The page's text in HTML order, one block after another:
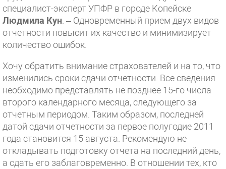
специалист-эксперт УПФР в городе Копейске
Людмила Кун . – Одновременный прием двух видов
отчетности повысит их качество и минимизирует
количество ошибок.
Хочу обратить внимание страхователей и на то, что
изменились сроки сдачи отчетности. Все сведения
необходимо представлять не позднее 15-го числа
второго календарного месяца, следующего за
отчетным периодом. Таким образом, последней
датой сдачи отчетности за первое полугодие 2011
года становится 15 августа. Рекомендую не
откладывать подготовку отчета на последний день,
а сдать его заблаговременно. В отношении тех, кто